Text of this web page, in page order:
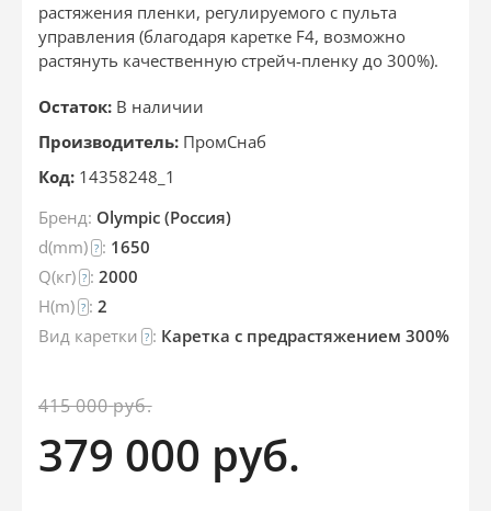
растяжения пленки, регулируемого с пульта
управления (благодаря каретке F4, возможно
растянуть качественную стрейч-пленку до 300%).
Остаток: В наличии
Производитель: ПромСнаб
Код: 14358248_1
Бренд: Olympic (Россия)
d(mm) ? : 1650
Q(кг) ? : 2000
H(m) ? : 2
Вид каретки ? : Каретка c предрастяжением 300%
415 000 руб.
379 000 руб.